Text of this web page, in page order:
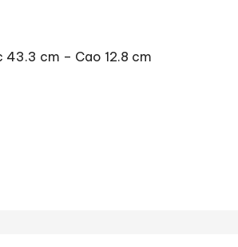
43.3 cm – Cao 12.8 cm